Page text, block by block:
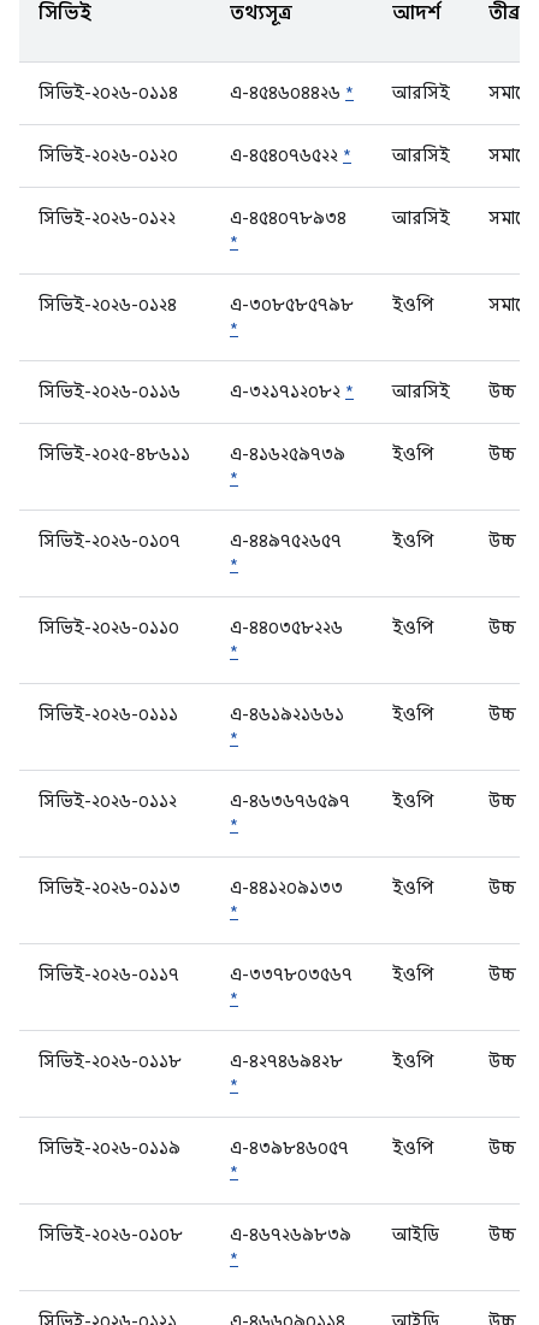
সিভিই তথ্যসূত্র আদর্শ তীব্রতা
সিভিই-২০২৬-০১১৪ এ-৪৫৪৬০৪৪২৬ * আরসিই
সিভিই-২০২৬-০১২০ এ-৪৫৪০৭৬৫২২ * আরসিই
সিভিই-২০২৬-০১২২
এ-৪৫৪০৭৮৯৩৪
*
আরসিই
সিভিই-২০২৬-০১২৪
এ-৩০৮৫৮৫৭৯৮
*
ইওপি
সিভিই-২০২৬-০১১৬ এ-৩২১৭১২০৮২ * আরসিই উচ্চ
সিভিই-২০২৫-৪৮৬১১
এ-৪১৬২৫৯৭৩৯
*
ইওপি উচ্চ
সিভিই-২০২৬-০১০৭
এ-৪৪৯৭৫২৬৫৭
*
ইওপি উচ্চ
সিভিই-২০২৬-০১১০
এ-৪৪০৩৫৮২২৬
*
ইওপি উচ্চ
সিভিই-২০২৬-০১১১
এ-৪৬১৯২১৬৬১
*
ইওপি উচ্চ
সিভিই-২০২৬-০১১২
এ-৪৬৩৬৭৬৫৯৭
*
ইওপি উচ্চ
সিভিই-২০২৬-০১১৩
এ-৪৪১২০৯১৩৩
*
ইওপি উচ্চ
সিভিই-২০২৬-০১১৭
এ-৩৩৭৮০৩৫৬৭
*
ইওপি উচ্চ
সিভিই-২০২৬-০১১৮
এ-৪২৭৪৬৯৪২৮
*
ইওপি উচ্চ
সিভিই-২০২৬-০১১৯
এ-৪৩৯৮৪৬০৫৭
*
ইওপি উচ্চ
সিভিই-২০২৬-০১০৮
এ-৪৬৭২৬৯৮৩৯
*
আইডি উচ্চ